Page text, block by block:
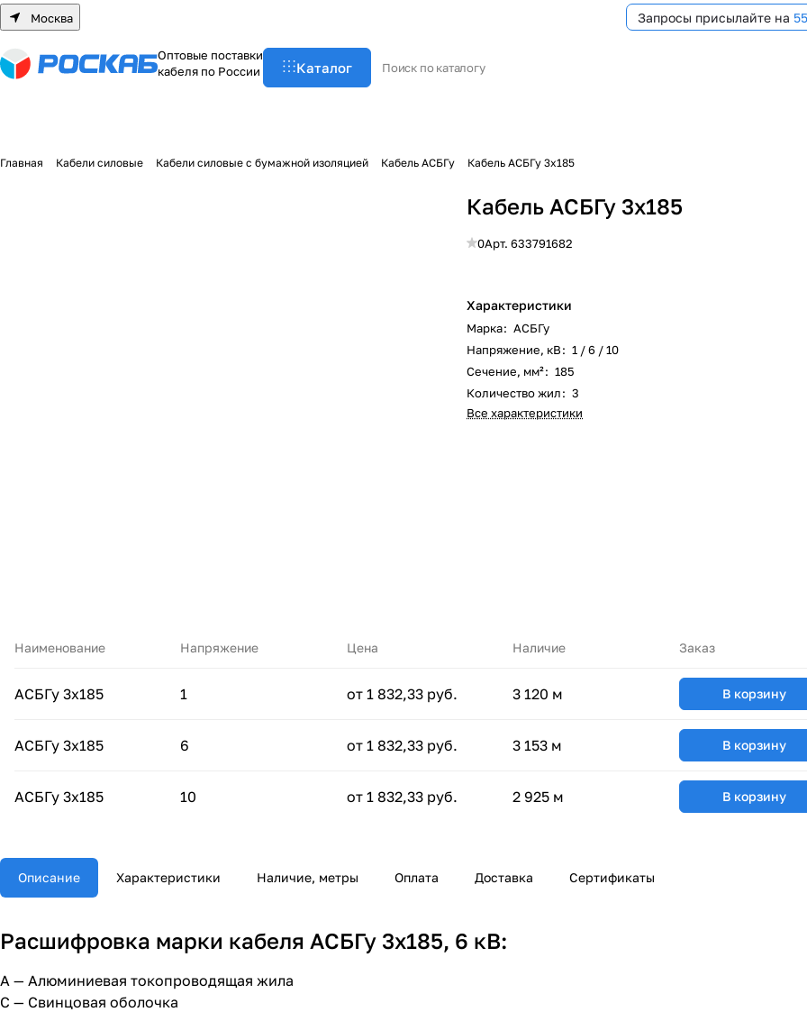
Москва Запросы присылайте на
Оптовые поставки
кабеля по России Каталог
Главная Кабели силовые Кабели силовые с бумажной изоляцией Кабель АСБГу Кабель АСБГу 3х185
Кабель АСБГу 3х185
0Арт. 633791682
Характеристики
Марка: АСБГу
Напряжение, кВ: 1 / 6 / 10
Сечение, мм²: 185
Количество жил: 3
Все характеристики
Наименование Напряжение Цена Наличие Заказ
АСБГу 3х185 1 от 1 832,33 руб. 3 120 м В корзину
АСБГу 3х185 6 от 1 832,33 руб. 3 153 м В корзину
АСБГу 3х185 10 от 1 832,33 руб. 2 925 м В корзину
Описание Характеристики Наличие, метры Оплата Доставка Сертификаты
Расшифровка марки кабеля АСБГу 3х185, 6 кВ:
А — Алюминиевая токопроводящая жила
С — Свинцовая оболочка